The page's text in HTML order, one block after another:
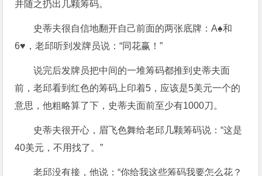
并随之扔出几颗筹码。
史蒂夫很自信地翻开自己前面的两张底牌：A♠和
6♥，老邱听到发牌员说：“同花赢！”
说完后发牌员把中间的一堆筹码都推到史蒂夫面
前，老邱看到红色的筹码上印着5，应该是5美元一个的
意思，他粗略算了下，史蒂夫面前至少有1000刀。
史蒂夫很开心，眉飞色舞给老邱几颗筹码说：“这是
40美元，不用找了。”
老邱没有接，他说：“你给我这些筹码我要怎么花？